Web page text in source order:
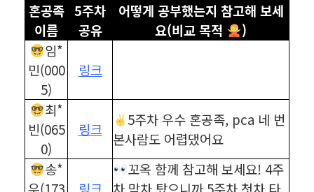
혼공족
이름
5주차
공유
어떻게 공부했는지 참고해 보세
요(비교 목적
)
임*
민(000
5)
링크
최*
빈(065
0)
링크
5주차 우수 혼공족, pca 네 번
본사람도 어렵댔어요
송*
꼬옥 함께 참고해 보세요! 4주